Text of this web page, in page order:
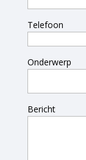
Telefoon
Onderwerp
Bericht